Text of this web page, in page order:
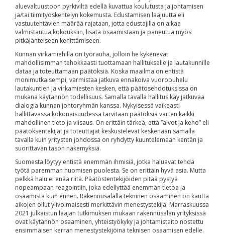
aluevaltuustoon pyrkiviltä edellä kuvattua koulutusta ja johtamisen
ja/tai tiimityöskentelyn kokemusta. Edustamisen laajuutta eli
vastuutehtävien määrää rajataan, jotta edustajilla on aikaa
valmistautua kokouksiin, lisätä osaamistaan ja paneutua myös
pitkäjänteiseen kehittämiseen.
Kunnan virkamiehillä on työrauha, jolloin he kykenevät
mahdollisimman tehokkaasti tuottamaan hallitukselle ja lautakunnille
dataa ja toteuttamaan päätöksiä. Koska maailma on entistä
monimutkaisempi, varmistaa jatkuva ennakoiva vuoropuhelu
lautakuntien ja virkamiesten kesken, että päätösehdotuksissa on
mukana käytännön todellisuus. Samalla tavalla hallitus käy jatkuvaa
dialogia kunnan johtoryhmän kanssa. Nykyisessä vaikeasti
hallittavassa kokonaisuudessa tarvitaan päätöksiä varten kaikki
mahdollinen tieto ja viisaus. On erittäin tärkeä, että ”aivot ja keho” eli
päätöksentekijät ja toteuttajat keskustelevat keskenään samalla
tavalla kuin yritysten johdossa on ryhdytty kuuntelemaan kentän ja
suorittavan tason näkemyksiä.
Suomesta löytyy entistä enemmän ihmisiä, jotka haluavat tehdä
työtä paremman huomisen puolesta. Se on erittäin hyvä asia. Mutta
pelkkä halu ei enää riitä. Päätöstentekijöiden pitää pystyä
nopeampaan reagointiin, joka edellyttää enemmän tietoa ja
osaamista kuin ennen. Rakennusalalla tekninen osaaminen on kautta
aikojen ollut ylivoimaisesti merkittävin menestystekijä. Marraskuussa
2021 julkaistun laajan tutkimuksen mukaan rakennusalan yrityksissä
ovat käytännön osaaminen, yhteistyökyky ja johtamistaito nostettu
ensimmäisen kerran menestystekijöinä teknisen osaamisen edelle.